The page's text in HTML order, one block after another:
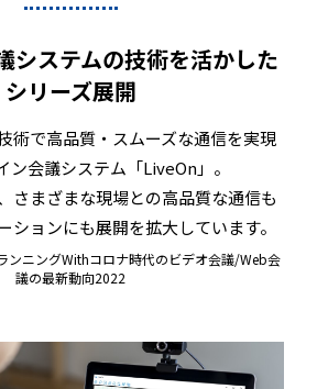
システムの技術を活かした
シリーズ展開
術で高品質・スムーズな通信を実現
ン会議システム「LiveOn」。
さまざまな現場との高品質な通信も
ションにも展開を拡大しています。
ンニングWithコロナ時代のビデオ会議/Web会
議の最新動向2022